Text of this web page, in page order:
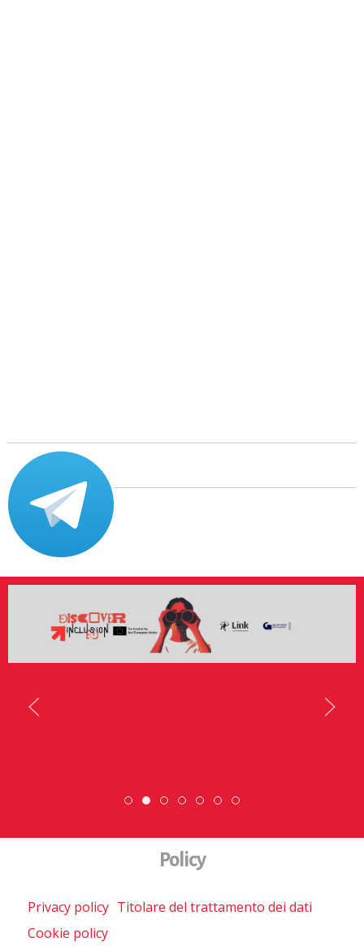
Scambio Giovanile » 19 - 28 maggio
DiscoverEu Inclusion
Scopri dove sono i nostri
ESC » Volontariato
Policy
Privacy policy Titolare del trattamento dei dati
Cookie policy